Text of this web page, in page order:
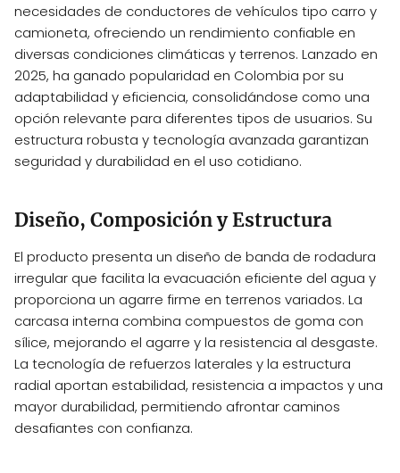
necesidades de conductores de vehículos tipo carro y
camioneta, ofreciendo un rendimiento confiable en
diversas condiciones climáticas y terrenos. Lanzado en
2025, ha ganado popularidad en Colombia por su
adaptabilidad y eficiencia, consolidándose como una
opción relevante para diferentes tipos de usuarios. Su
estructura robusta y tecnología avanzada garantizan
seguridad y durabilidad en el uso cotidiano.
Diseño, Composición y Estructura
El producto presenta un diseño de banda de rodadura
irregular que facilita la evacuación eficiente del agua y
proporciona un agarre firme en terrenos variados. La
carcasa interna combina compuestos de goma con
sílice, mejorando el agarre y la resistencia al desgaste.
La tecnología de refuerzos laterales y la estructura
radial aportan estabilidad, resistencia a impactos y una
mayor durabilidad, permitiendo afrontar caminos
desafiantes con confianza.